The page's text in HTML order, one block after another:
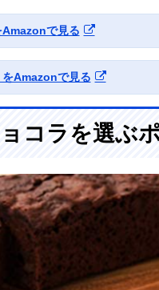
Amazonで見る
をAmazonで見る
コラを選ぶ